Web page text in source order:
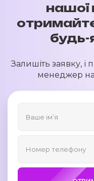
нашої
будь-
Залишіть заявку, і
менеджер